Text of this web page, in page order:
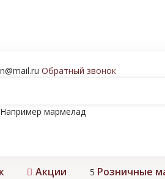
Обратный звонок
Например мармелад
Акции 5 Розничные